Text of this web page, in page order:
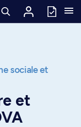
sociale et
et